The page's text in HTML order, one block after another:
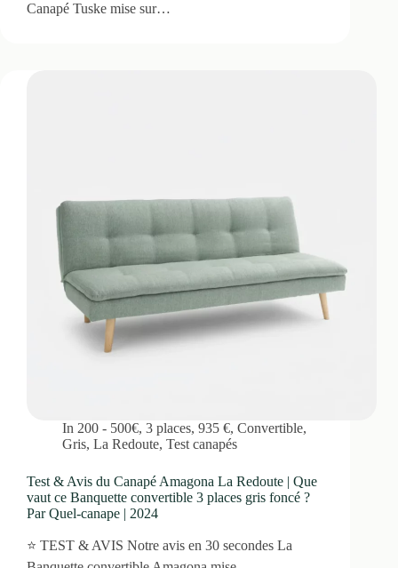
Canapé Tuske mise sur…
In 200 - 500€,3 places,935 €,Convertible,
Gris, La Redoute, Test canapés
Test & Avis du Canapé Amagona La Redoute | Que
vaut ce Banquette convertible 3 places gris foncé ?
Par Quel-canape | 2024
⭐ TEST & AVIS Notre avis en 30 secondes La